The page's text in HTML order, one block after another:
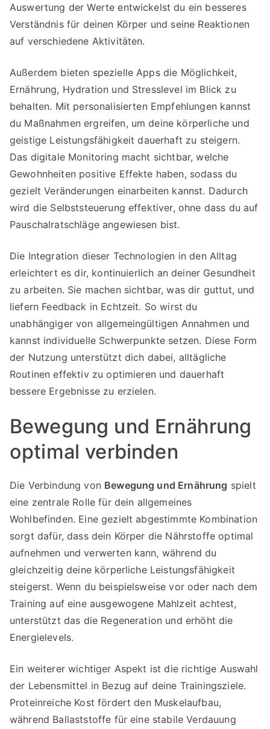
Auswertung der Werte entwickelst du ein besseres
Verständnis für deinen Körper und seine Reaktionen
auf verschiedene Aktivitäten.
Außerdem bieten spezielle Apps die Möglichkeit,
Ernährung, Hydration und Stresslevel im Blick zu
behalten. Mit personalisierten Empfehlungen kannst
du Maßnahmen ergreifen, um deine körperliche und
geistige Leistungsfähigkeit dauerhaft zu steigern.
Das digitale Monitoring macht sichtbar, welche
Gewohnheiten positive Effekte haben, sodass du
gezielt Veränderungen einarbeiten kannst. Dadurch
wird die Selbststeuerung effektiver, ohne dass du auf
Pauschalratschläge angewiesen bist.
Die Integration dieser Technologien in den Alltag
erleichtert es dir, kontinuierlich an deiner Gesundheit
zu arbeiten. Sie machen sichtbar, was dir guttut, und
liefern Feedback in Echtzeit. So wirst du
unabhängiger von allgemeingültigen Annahmen und
kannst individuelle Schwerpunkte setzen. Diese Form
der Nutzung unterstützt dich dabei, alltägliche
Routinen effektiv zu optimieren und dauerhaft
bessere Ergebnisse zu erzielen.
Bewegung und Ernährung
optimal verbinden
Die Verbindung von Bewegung und Ernährung spielt
eine zentrale Rolle für dein allgemeines
Wohlbefinden. Eine gezielt abgestimmte Kombination
sorgt dafür, dass dein Körper die Nährstoffe optimal
aufnehmen und verwerten kann, während du
gleichzeitig deine körperliche Leistungsfähigkeit
steigerst. Wenn du beispielsweise vor oder nach dem
Training auf eine ausgewogene Mahlzeit achtest,
unterstützt das die Regeneration und erhöht die
Energielevels.
Ein weiterer wichtiger Aspekt ist die richtige Auswahl
der Lebensmittel in Bezug auf deine Trainingsziele.
Proteinreiche Kost fördert den Muskelaufbau,
während Ballaststoffe für eine stabile Verdauung